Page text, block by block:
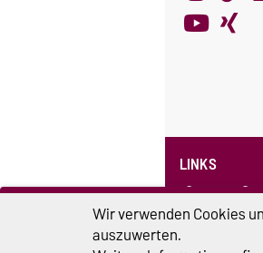
LINKS
Otto-von-
Wir verwenden Cookies
auszuwerten.